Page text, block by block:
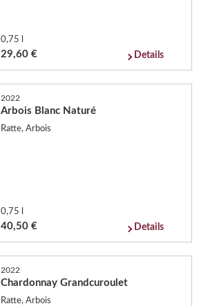
0,75 l
29,60 € Details
2022
Arbois Blanc Naturé
Ratte, Arbois
0,75 l
40,50 € Details
2022
Chardonnay Grandcuroulet
Ratte, Arbois